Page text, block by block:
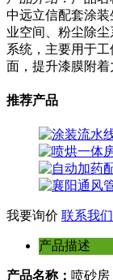
中远立信配套涂
业空间、粉尘除
系统，主要用于
面，提升漆膜附
推荐产品
我要询价 联系我们
产品描述
产品名称： 喷砂房